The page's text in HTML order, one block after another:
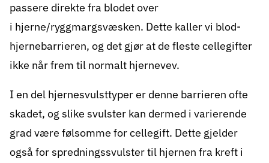
passere direkte fra blodet over
i hjerne/ryggmargsvæsken. Dette kaller vi blod-
hjernebarrieren, og det gjør at de fleste cellegifter
ikke når frem til normalt hjernevev.
I en del hjernesvulsttyper er denne barrieren ofte
skadet, og slike svulster kan dermed i varierende
grad være følsomme for cellegift. Dette gjelder
også for spredningssvulster til hjernen fra kreft i